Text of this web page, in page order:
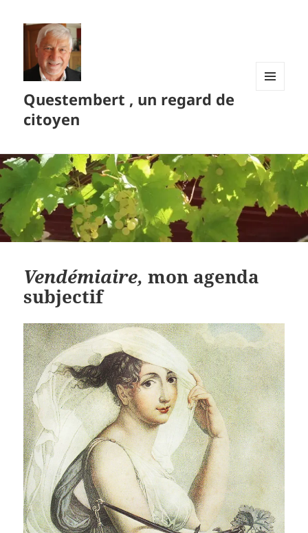
Questembert , un regard de
citoyen
Vendémiaire, mon agenda
subjectif